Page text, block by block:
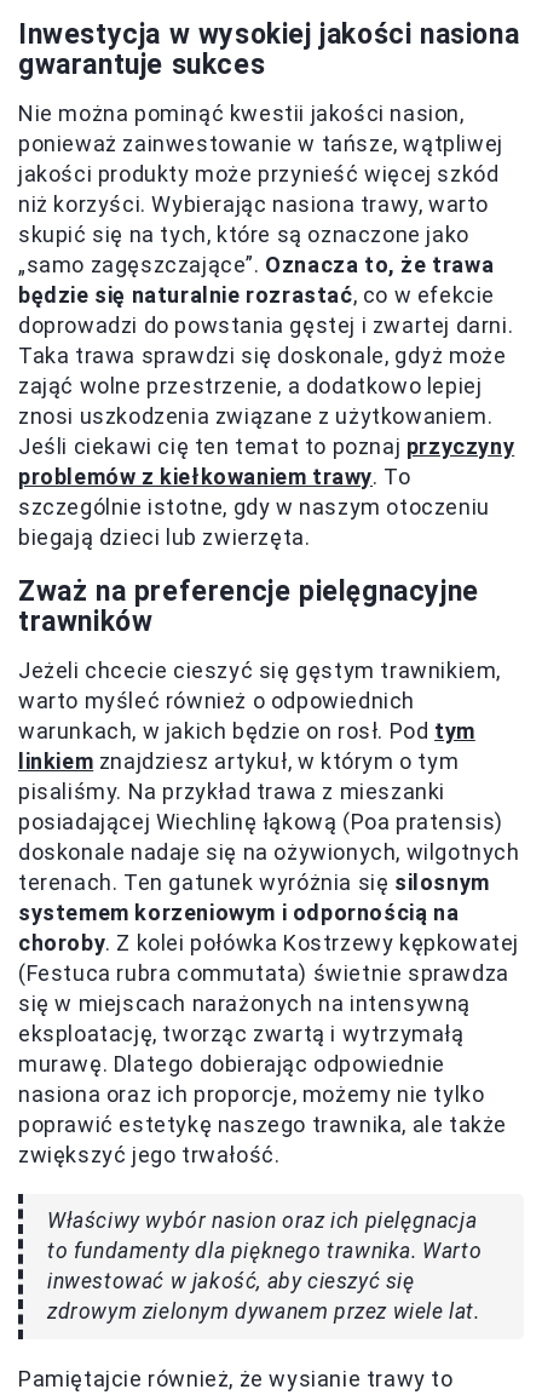
Inwestycja w wysokiej jakości nasiona
gwarantuje sukces
Nie można pominąć kwestii jakości nasion,
ponieważ zainwestowanie w tańsze, wątpliwej
jakości produkty może przynieść więcej szkód
niż korzyści. Wybierając nasiona trawy, warto
skupić się na tych, które są oznaczone jako
„samo zagęszczające”. Oznacza to, że trawa
będzie się naturalnie rozrastać, co w efekcie
doprowadzi do powstania gęstej i zwartej darni.
Taka trawa sprawdzi się doskonale, gdyż może
zająć wolne przestrzenie, a dodatkowo lepiej
znosi uszkodzenia związane z użytkowaniem.
Jeśli ciekawi cię ten temat to poznaj przyczyny
problemów z kiełkowaniem trawy. To
szczególnie istotne, gdy w naszym otoczeniu
biegają dzieci lub zwierzęta.
Zważ na preferencje pielęgnacyjne
trawników
Jeżeli chcecie cieszyć się gęstym trawnikiem,
warto myśleć również o odpowiednich
warunkach, w jakich będzie on rosł. Pod tym
linkiem znajdziesz artykuł, w którym o tym
pisaliśmy. Na przykład trawa z mieszanki
posiadającej Wiechlinę łąkową (Poa pratensis)
doskonale nadaje się na ożywionych, wilgotnych
terenach. Ten gatunek wyróżnia się silosnym
systemem korzeniowym i odpornością na
choroby. Z kolei połówka Kostrzewy kępkowatej
(Festuca rubra commutata) świetnie sprawdza
się w miejscach narażonych na intensywną
eksploatację, tworząc zwartą i wytrzymałą
murawę. Dlatego dobierając odpowiednie
nasiona oraz ich proporcje, możemy nie tylko
poprawić estetykę naszego trawnika, ale także
zwiększyć jego trwałość.
Właściwy wybór nasion oraz ich pielęgnacja
to fundamenty dla pięknego trawnika. Warto
inwestować w jakość, aby cieszyć się
zdrowym zielonym dywanem przez wiele lat.
Pamiętajcie również, że wysianie trawy to